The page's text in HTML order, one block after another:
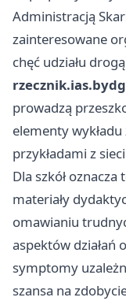
Administracją
zainteresowane
chęć udziału
prowadzą
elementy
przykładami z
Dla szkół
materiały
omawianiu
aspektów działań
symptomy
szansa na